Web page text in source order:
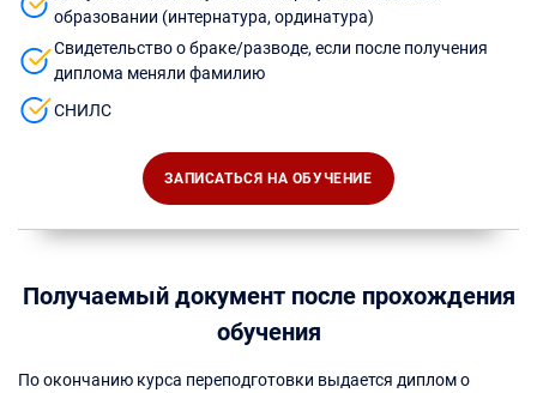
образовании (интернатура, ординатура)
Свидетельство о браке/разводе, если после получения
диплома меняли фамилию
СНИЛС
ЗАПИСАТЬСЯ НА ОБУЧЕНИЕ
Получаемый документ после прохождения
обучения
По окончанию курса переподготовки выдается диплом о